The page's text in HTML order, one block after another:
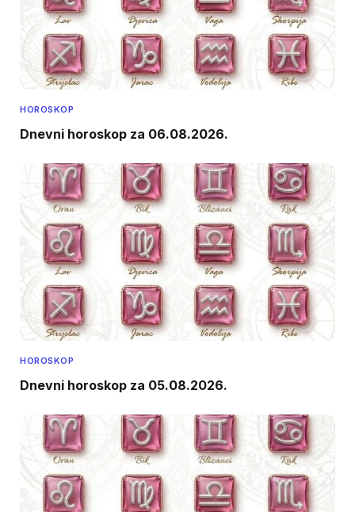
HOROSKOP
Dnevni horoskop za 06.08.2026.
HOROSKOP
Dnevni horoskop za 05.08.2026.